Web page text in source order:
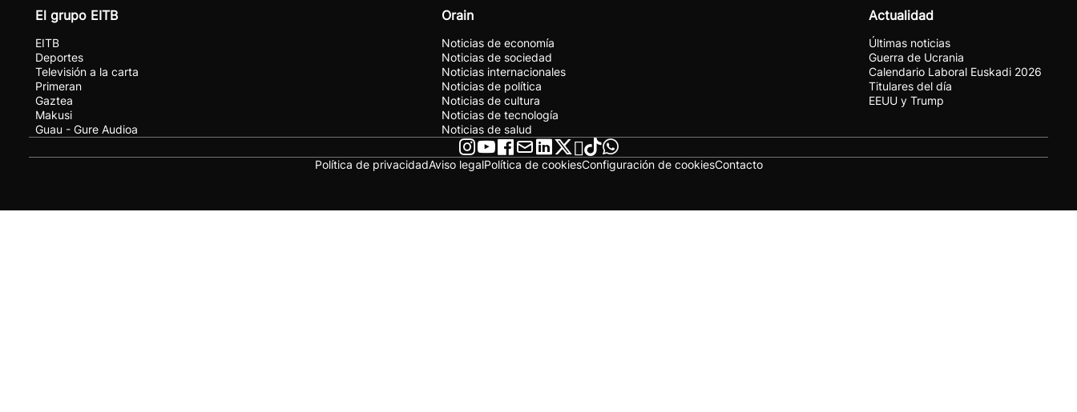
El grupo EITB
EITB
Deportes
Televisión a la carta
Primeran
Gaztea
Makusi
Guau - Gure Audioa
Orain
Noticias de economía
Noticias de sociedad
Noticias internacionales
Noticias de política
Noticias de cultura
Noticias de tecnología
Noticias de salud
Actualidad
Últimas noticias
Guerra de Ucrania
Calendario Laboral Euskadi 2026
Titulares del día
EEUU y Trump
Política de privacidadAviso legalPolítica de cookiesConfiguración de cookiesContacto